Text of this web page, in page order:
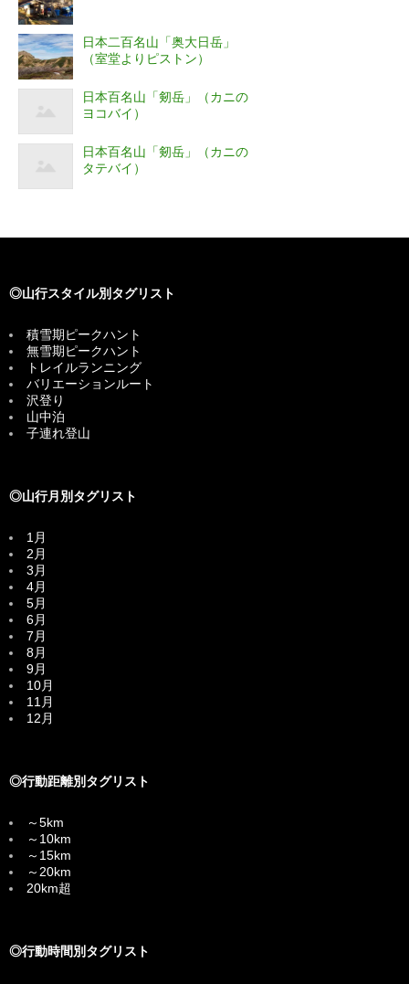
日本二百名山「奥大日岳」
（室堂よりピストン）
日本百名山「剱岳」（カニの
ヨコバイ）
日本百名山「剱岳」（カニの
タテバイ）
◎山行スタイル別タグリスト
積雪期ピークハント
無雪期ピークハント
トレイルランニング
バリエーションルート
沢登り
山中泊
子連れ登山
◎山行月別タグリスト
1月
2月
3月
4月
5月
6月
7月
8月
9月
10月
11月
12月
◎行動距離別タグリスト
～5km
～10km
～15km
～20km
20km超
◎行動時間別タグリスト